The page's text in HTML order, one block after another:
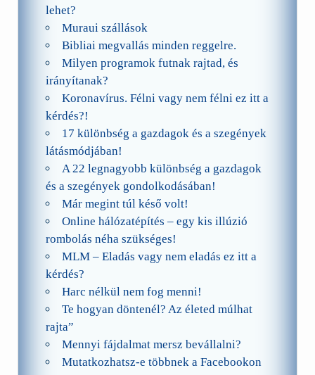
lehet?
Muraui szállások
Bibliai megvallás minden reggelre.
Milyen programok futnak rajtad, és
irányítanak?
Koronavírus. Félni vagy nem félni ez itt a
kérdés?!
17 különbség a gazdagok és a szegények
látásmódjában!
A 22 legnagyobb különbség a gazdagok
és a szegények gondolkodásában!
Már megint túl késő volt!
Online hálózatépítés – egy kis illúzió
rombolás néha szükséges!
MLM – Eladás vagy nem eladás ez itt a
kérdés?
Harc nélkül nem fog menni!
Te hogyan döntenél? Az életed múlhat
rajta”
Mennyi fájdalmat mersz bevállalni?
Mutatkozhatsz-e többnek a Facebookon